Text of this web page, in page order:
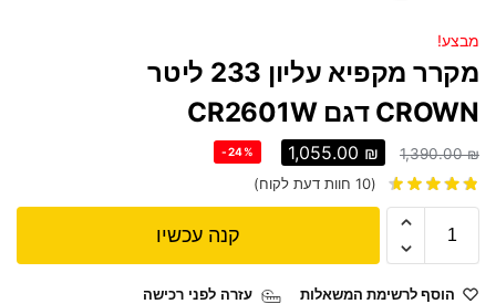
מבצע!
מקרר ‏מקפיא עליון 233 ‏ליטר
CROWN דגם CR2601W
1,390.00₪
1,055.00 ₪
-24%
(
10 חוות דעת לקוח)
קנה עכשיו
הוסף לרשימת המשאלות עזרה לפני רכישה